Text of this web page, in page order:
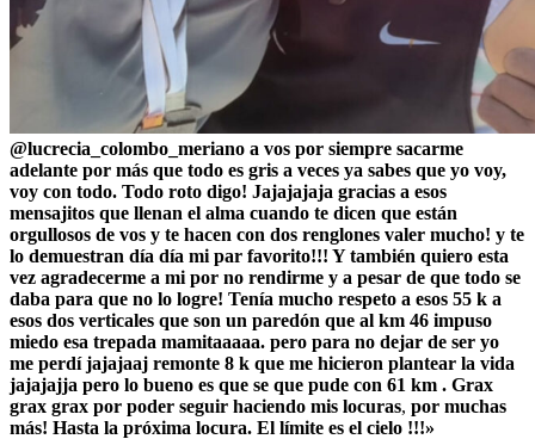
@lucrecia_colombo_meriano a vos por siempre sacarme
adelante por más que todo es gris a veces ya sabes que yo voy,
voy con todo. Todo roto digo! Jajajajaja gracias a esos
mensajitos que llenan el alma cuando te dicen que están
orgullosos de vos y te hacen con dos renglones valer mucho! y te
lo demuestran día día mi par favorito!!! Y también quiero esta
vez agradecerme a mi por no rendirme y a pesar de que todo se
daba para que no lo logre! Tenía mucho respeto a esos 55 k a
esos dos verticales que son un paredón que al km 46 impuso
miedo esa trepada mamitaaaaa. pero para no dejar de ser yo
me perdí jajajaaj remonte 8 k que me hicieron plantear la vida
jajajajja pero lo bueno es que se que pude con 61 km . Grax
grax grax por poder seguir haciendo mis locuras, por muchas
más! Hasta la próxima locura. El límite es el cielo !!!»